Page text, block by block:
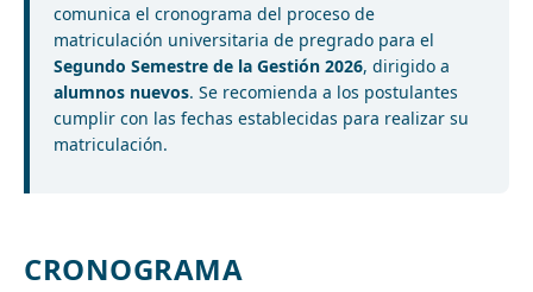
comunica el cronograma del proceso de
matriculación universitaria de pregrado para el
Segundo Semestre de la Gestión 2026, dirigido a
alumnos nuevos. Se recomienda a los postulantes
cumplir con las fechas establecidas para realizar su
matriculación.
CRONOGRAMA